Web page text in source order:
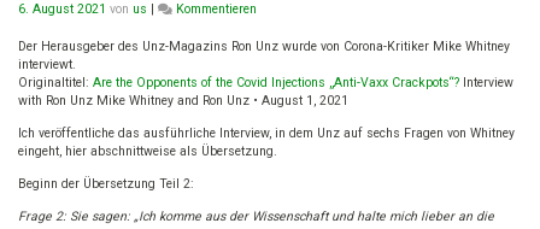
6. August 2021 von us Kommentieren
die
der
Covid-
„Anti-
Vaxx-
Der Herausgeber des Unz-Magazins Ron Unz wurde von Corona-Kritiker Mike Whitney
interviewt.
Originaltitel: Are the Opponents of the Covid Injections „Anti-Vaxx Crackpots“? Interview
with Ron Unz Mike Whitney and Ron Unz • August 1, 2021
Ich veröffentliche das ausführliche Interview, in dem Unz auf sechs Fragen von Whitney
eingeht, hier abschnittweise als Übersetzung.
Beginn der Übersetzung Teil 2:
Frage 2: Sie sagen: „Ich komme aus der Wissenschaft und halte mich lieber an die